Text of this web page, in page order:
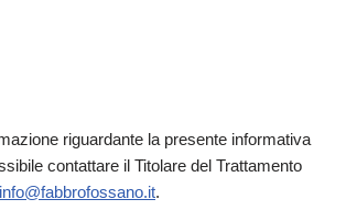
riguardante la presente informativa
contattare il Titolare del Trattamento
info@fabbrofossano.it.